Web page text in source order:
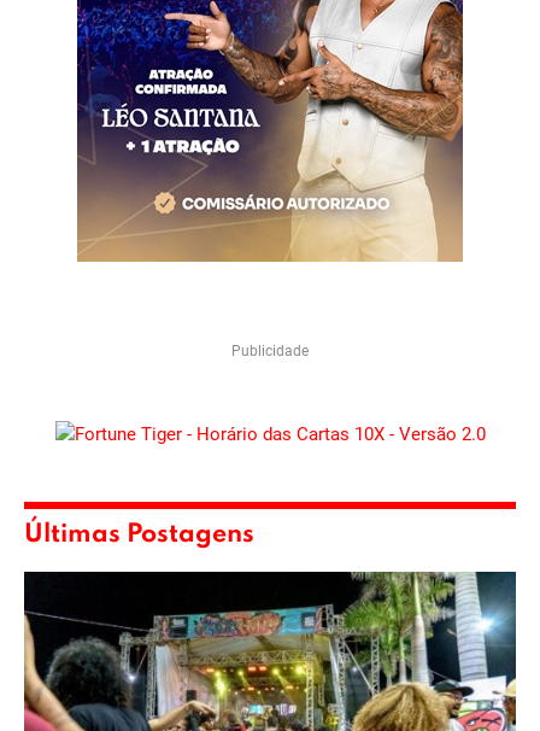
Publicidade
Últimas Postagens